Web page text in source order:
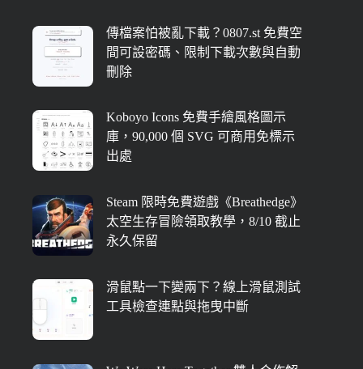
傳檔案怕被亂下載？0807.st 免費空
間可設密碼、限制下載次數與自動
刪除
Koboyo Icons 免費手繪風格圖示
庫，90,000 個 SVG 可商用免標示
出處
Steam 限時免費遊戲《Breathedge》
太空生存冒險領取教學，8/10 截止
永久保留
滑鼠點一下變兩下？線上滑鼠測試
工具檢查連點與拖曳中斷